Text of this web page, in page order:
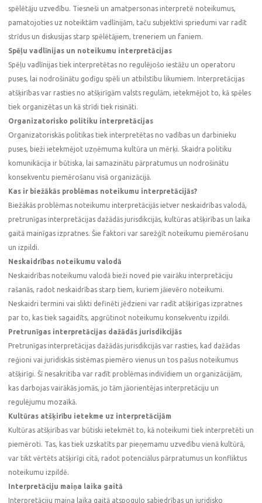
spēlētāju uzvedību. Tiesneši un amatpersonas interpretē noteikumus,
pamatojoties uz noteiktām vadlīnijām, taču subjektīvi spriedumi var radīt
strīdus un diskusijas starp spēlētājiem, treneriem un faniem.
Spēļu vadlīnijas un noteikumu interpretācijas
Spēļu vadlīnijas tiek interpretētas no regulējošo iestāžu un operatoru
puses, lai nodrošinātu godīgu spēli un atbilstību likumiem. Interpretācijas
atšķirības var rasties no atšķirīgām valsts regulām, ietekmējot to, kā spēles
tiek organizētas un kā strīdi tiek risināti.
Organizatorisko politiku interpretācijas
Organizatoriskās politikas tiek interpretētas no vadības un darbinieku
puses, bieži ietekmējot uzņēmuma kultūra un mērķi. Skaidra politiku
komunikācija ir būtiska, lai samazinātu pārpratumus un nodrošinātu
konsekventu piemērošanu visā organizācijā.
Kas ir biežākās problēmas noteikumu interpretācijās?
Biežākās problēmas noteikumu interpretācijās ietver neskaidrības valodā,
pretrunīgas interpretācijas dažādās jurisdikcijās, kultūras atšķirības un laika
gaitā mainīgas izpratnes. Šie faktori var sarežģīt noteikumu piemērošanu
un izpildi.
Neskaidrības noteikumu valodā
Neskaidrības noteikumu valodā bieži noved pie vairāku interpretāciju
rašanās, radot neskaidrības starp tiem, kuriem jāievēro noteikumi.
Neskaidri termini vai slikti definēti jēdzieni var radīt atšķirīgas izpratnes
par to, kas tiek sagaidīts, apgrūtinot noteikumu konsekventu izpildi.
Pretrunīgas interpretācijas dažādās jurisdikcijās
Pretrunīgas interpretācijas dažādās jurisdikcijās var rasties, kad dažādas
reģioni vai juridiskās sistēmas piemēro vienus un tos pašus noteikumus
atšķirīgi. Šī nesakritība var radīt problēmas indivīdiem un organizācijām,
kas darbojas vairākās jomās, jo tām jāorientējas interpretāciju un
regulējumu mozaīkā.
Kultūras atšķirību ietekme uz interpretācijām
Kultūras atšķirības var būtiski ietekmēt to, kā noteikumi tiek interpretēti un
piemēroti. Tas, kas tiek uzskatīts par pieņemamu uzvedību vienā kultūrā,
var tikt vērtēts atšķirīgi citā, radot potenciālus pārpratumus un konfliktus
noteikumu izpildē.
Interpretāciju maiņa laika gaitā
Interpretāciju maiņa laika gaitā atspoguļo sabiedrības un juridisko